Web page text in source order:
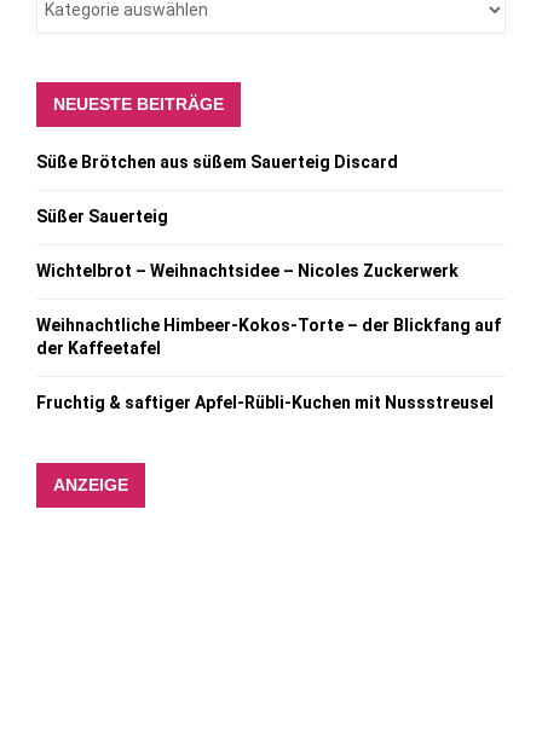
NEUESTE BEITRÄGE
Süße Brötchen aus süßem Sauerteig Discard
Süßer Sauerteig
Wichtelbrot – Weihnachtsidee – Nicoles Zuckerwerk
Weihnachtliche Himbeer-Kokos-Torte – der Blickfang auf
der Kaffeetafel
Fruchtig & saftiger Apfel-Rübli-Kuchen mit Nussstreusel
ANZEIGE